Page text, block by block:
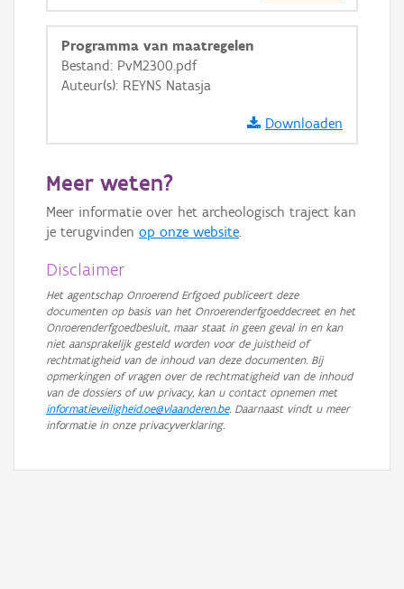
Basis Lagen
Ortho
Programma van maatregelen
Bestand: PvM2300.pdf
Auteur(s): REYNS Natasja
Downloaden
Meer weten?
Meer informatie over het archeologisch traject kan
je terugvinden op onze website.
Disclaimer
Het agentschap Onroerend Erfgoed publiceert deze
documenten op basis van het Onroerenderfgoeddecreet en het
Onroerenderfgoedbesluit, maar staat in geen geval in en kan
niet aansprakelijk gesteld worden voor de juistheid of
rechtmatigheid van de inhoud van deze documenten. Bij
opmerkingen of vragen over de rechtmatigheid van de inhoud
van de dossiers of uw privacy, kan u contact opnemen met
informatieveiligheid.oe@vlaanderen.be. Daarnaast vindt u meer
informatie in onze privacyverklaring.